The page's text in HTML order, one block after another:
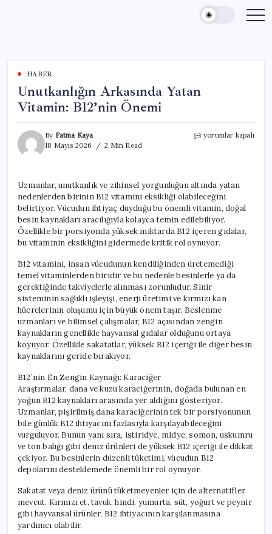
content
HABER
Unutkanlığın Arkasında Yatan
Vitamin: B12’nin Önemi
By Fatma Kaya
18 Mayıs 2026
2 Min Read
Unutkanlığın
Önemi
için
yorumlar kapalı
Uzmanlar, unutkanlık ve zihinsel yorgunluğun altında yatan
nedenlerden birinin B12 vitamini eksikliği olabileceğini
belirtiyor. Vücudun ihtiyaç duyduğu bu önemli vitamin, doğal
besin kaynakları aracılığıyla kolayca temin edilebiliyor.
Özellikle bir porsiyonda yüksek miktarda B12 içeren gıdalar,
bu vitaminin eksikliğini gidermede kritik rol oynuyor.
B12 vitamini, insan vücudunun kendiliğinden üretemediği
temel vitaminlerden biridir ve bu nedenle besinlerle ya da
gerektiğinde takviyelerle alınması zorunludur. Sinir
sisteminin sağlıklı işleyişi, enerji üretimi ve kırmızı kan
hücrelerinin oluşumu için büyük önem taşır. Beslenme
uzmanları ve bilimsel çalışmalar, B12 açısından zengin
kaynakların genellikle hayvansal gıdalar olduğunu ortaya
koyuyor. Özellikle sakatatlar, yüksek B12 içeriği ile diğer besin
kaynaklarını geride bırakıyor.
B12’nin En Zengin Kaynağı: Karaciğer
Araştırmalar, dana ve kuzu karaciğerinin, doğada bulunan en
yoğun B12 kaynakları arasında yer aldığını gösteriyor.
Uzmanlar, pişirilmiş dana karaciğerinin tek bir porsiyonunun
bile günlük B12 ihtiyacını fazlasıyla karşılayabileceğini
vurguluyor. Bunun yanı sıra, istiridye, midye, somon, uskumru
ve ton balığı gibi deniz ürünleri de yüksek B12 içeriği ile dikkat
çekiyor. Bu besinlerin düzenli tüketimi, vücudun B12
depolarını desteklemede önemli bir rol oynuyor.
Sakatat veya deniz ürünü tüketmeyenler için de alternatifler
mevcut. Kırmızı et, tavuk, hindi, yumurta, süt, yoğurt ve peynir
gibi hayvansal ürünler, B12 ihtiyacının karşılanmasına
yardımcı olabilir.